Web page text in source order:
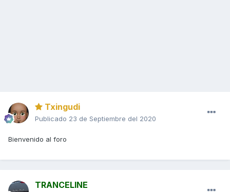
Txingudi
Publicado 23 de Septiembre del 2020
Bienvenido al foro
TRANCELINE